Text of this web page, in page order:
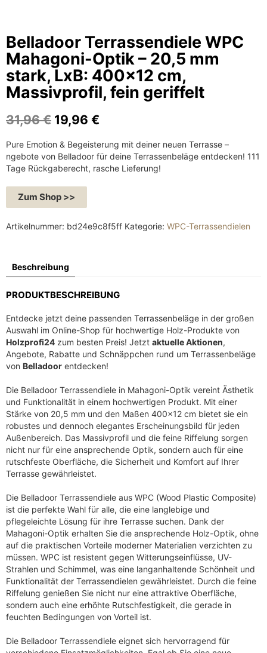
Belladoor Terrassendiele WPC
Mahagoni-Optik – 20,5 mm
stark, LxB: 400×12 cm,
Massivprofil, fein geriffelt
31,96€ U
s
p
r
ü
n
l
h
r
r
e
i
s
a
r
:
3
1
,
9
€
19,96 €
t
u
e
r
s
s
t
:
1
,
9
6
€
.
Pure Emotion & Begeisterung mit deiner neuen Terrasse –
ngebote von Belladoor für deine Terrassenbeläge entdecken! 111
Tage Rückgaberecht, rasche Lieferung!
Zum Shop >>
Artikelnummer: bd24e9c8f5ff Kategorie: WPC-Terrassendielen
Beschreibung
PRODUKTBESCHREIBUNG
Entdecke jetzt deine passenden Terrassenbeläge in der großen
Auswahl im Online-Shop für hochwertige Holz-Produkte von
Holzprofi24 zum besten Preis! Jetzt aktuelle Aktionen,
Angebote, Rabatte und Schnäppchen rund um Terrassenbeläge
von Belladoor entdecken!
Die Belladoor Terrassendiele in Mahagoni-Optik vereint Ästhetik
und Funktionalität in einem hochwertigen Produkt. Mit einer
Stärke von 20,5 mm und den Maßen 400×12 cm bietet sie ein
robustes und dennoch elegantes Erscheinungsbild für jeden
Außenbereich. Das Massivprofil und die feine Riffelung sorgen
nicht nur für eine ansprechende Optik, sondern auch für eine
rutschfeste Oberfläche, die Sicherheit und Komfort auf Ihrer
Terrasse gewährleistet.
Die Belladoor Terrassendiele aus WPC (Wood Plastic Composite)
ist die perfekte Wahl für alle, die eine langlebige und
pflegeleichte Lösung für ihre Terrasse suchen. Dank der
Mahagoni-Optik erhalten Sie die ansprechende Holz-Optik, ohne
auf die praktischen Vorteile moderner Materialien verzichten zu
müssen. WPC ist resistent gegen Witterungseinflüsse, UV-
Strahlen und Schimmel, was eine langanhaltende Schönheit und
Funktionalität der Terrassendielen gewährleistet. Durch die feine
Riffelung genießen Sie nicht nur eine attraktive Oberfläche,
sondern auch eine erhöhte Rutschfestigkeit, die gerade in
feuchten Bedingungen von Vorteil ist.
Die Belladoor Terrassendiele eignet sich hervorragend für